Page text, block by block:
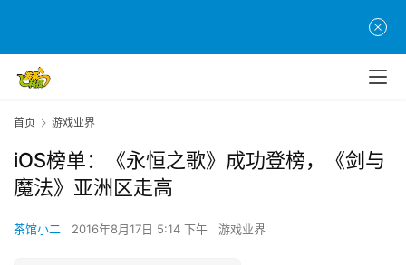
首页 游戏业界
iOS榜单：《永恒之歌》成功登榜，《剑与
魔法》亚洲区走高
茶馆小二 2016年8月17日 5:14 下午 游戏业界